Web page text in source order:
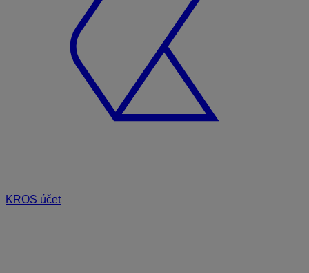
KROS účet